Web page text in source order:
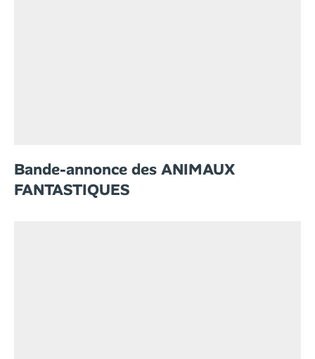
Bande-annonce des ANIMAUX
FANTASTIQUES